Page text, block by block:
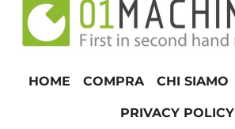
HOME COMPRA CHI SIAMO
PRIVACY POLICY